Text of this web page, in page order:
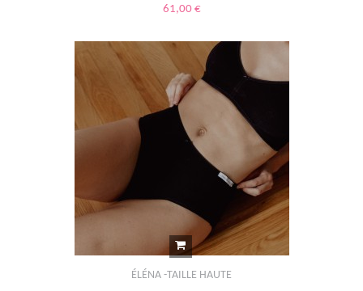
61,00 €
ÉLÉNA -TAILLE HAUTE